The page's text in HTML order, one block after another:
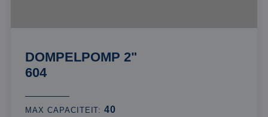
DOMPELPOMP 2"
604
MAX CAPACITEIT:40